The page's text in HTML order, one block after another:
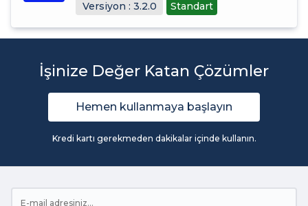
Versiyon : 3.2.0 Standart
İşinize Değer Katan Çözümler
Hemen kullanmaya başlayın
Kredi kartı gerekmeden dakikalar içinde kullanın.